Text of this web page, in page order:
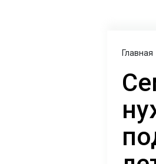
Главная